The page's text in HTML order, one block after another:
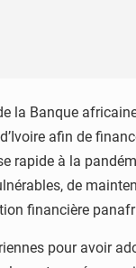
la Banque
afin de
rapide à la
de
financière
pour avoir